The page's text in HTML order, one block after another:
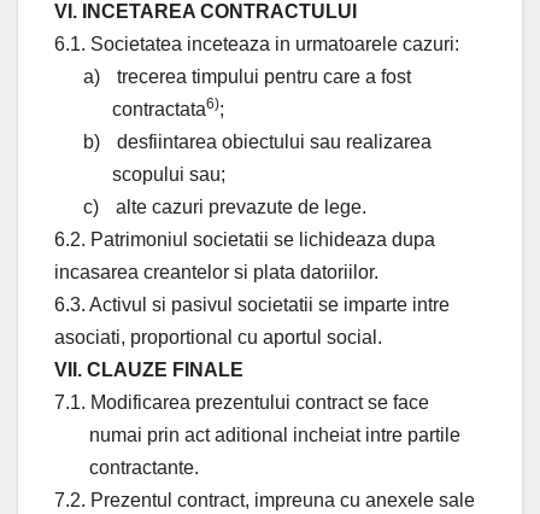
VI. INCETAREA CONTRACTULUI
6.1. Societatea inceteaza in urmatoarele cazuri:
a)
trecerea timpului pentru care a fost
contractata6);
b)
desfiintarea obiectului sau realizarea
scopului sau;
c)
alte cazuri prevazute de lege.
6.2. Patrimoniul societatii se lichideaza dupa
incasarea creantelor si plata datoriilor.
6.3. Activul si pasivul societatii se imparte intre
asociati, proportional cu aportul social.
VII. CLAUZE FINALE
7.1. Modificarea prezentului contract se face
numai prin act aditional incheiat intre partile
contractante.
7.2. Prezentul contract, impreuna cu anexele sale